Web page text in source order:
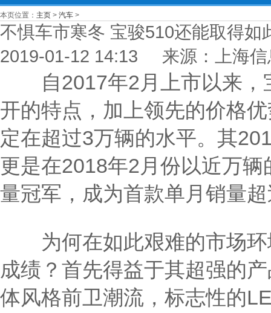
本页位置： 主页 > 汽车 >
不惧车市寒冬 宝骏510还能取得如
2019-01-12 14:13 来源：上海信
自2017年2月上市以来，
开的特点，加上领先的价格
定在超过3万辆的水平。其
更是在2018年2月份以近万
量冠军，成为首款单月销量
为何在如此艰难的市场环
成绩？首先得益于其超强的
体风格前卫潮流，标志性的